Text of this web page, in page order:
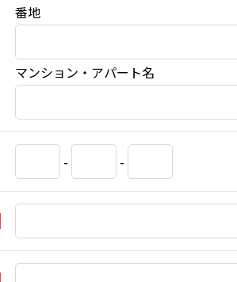
番地
マンション・アパート名
- -